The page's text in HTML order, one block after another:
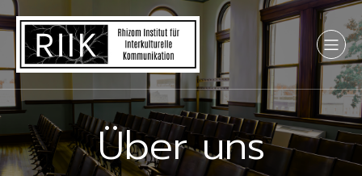
Über uns